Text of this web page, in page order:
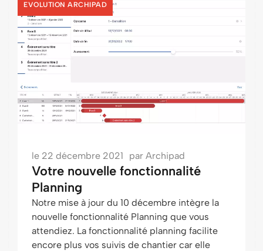
EVOLUTION ARCHIPAD
le 22 décembre 2021 par Archipad
Votre nouvelle fonctionnalité
Planning
Notre mise à jour du 10 décembre intègre la
nouvelle fonctionnalité Planning que vous
attendiez. La fonctionnalité planning facilite
encore plus vos suivis de chantier car elle